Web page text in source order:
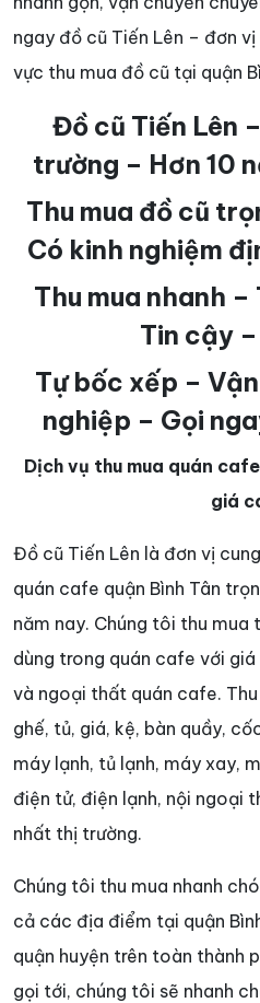
ngay đồ cũ Tiến Lên – đơn
vực thu mua đồ cũ tại quận
Đồ cũ Tiến Lên
trường – Hơn 10
Thu mua đồ cũ
Có kinh nghiệm
Thu mua nhanh
Tin cậy
Tự bốc xếp –
nghiệp – Gọi
Dịch vụ thu mua quán
giá
Đồ cũ Tiến Lên là đơn vị
quán cafe quận Bình Tân
năm nay. Chúng tôi thu
dùng trong quán cafe với
và ngoại thất quán cafe.
ghế, tủ, giá, kệ, bàn quầy,
máy lạnh, tủ lạnh, máy xay,
điện tử, điện lạnh, nội ngoại
nhất thị trường.
Chúng tôi thu mua nhanh
cả các địa điểm tại quận
quận huyện trên toàn thành
gọi tới, chúng tôi sẽ nhanh